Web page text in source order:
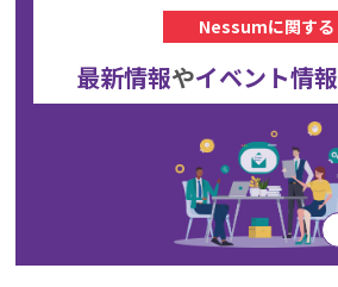
Nessumに関する
最新情報やイベント情報